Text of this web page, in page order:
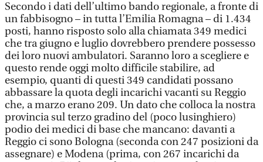
Secondo i dati dell’ultimo bando regionale, a fronte di
un fabbisogno – in tutta l’Emilia Romagna – di 1.434
posti, hanno risposto solo alla chiamata 349 medici
che tra giugno e luglio dovrebbero prendere possesso
dei loro nuovi ambulatori. Saranno loro a scegliere e
questo rende oggi molto difficile stabilire, ad
esempio, quanti di questi 349 candidati possano
abbassare la quota degli incarichi vacanti su Reggio
che, a marzo erano 209. Un dato che colloca la nostra
provincia sul terzo gradino del (poco lusinghiero)
podio dei medici di base che mancano: davanti a
Reggio ci sono Bologna (seconda con 247 posizioni da
assegnare) e Modena (prima, con 267 incarichi da